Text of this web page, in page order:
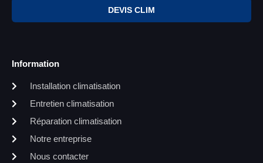
DEVIS CLIM
Information
Installation climatisation
Entretien climatisation
Réparation climatisation
Notre entreprise
Nous contacter